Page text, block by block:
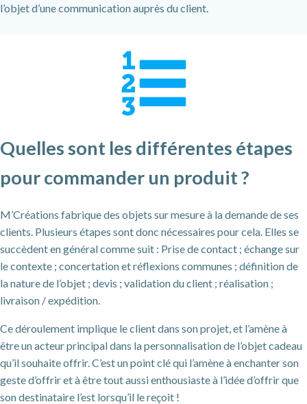
l’objet d’une communication auprès du client.
Quelles sont les différentes étapes
pour commander un produit ?
M’Créations fabrique des objets sur mesure à la demande de ses
clients. Plusieurs étapes sont donc nécessaires pour cela. Elles se
succèdent en général comme suit : Prise de contact ; échange sur
le contexte ; concertation et réflexions communes ; définition de
la nature de l’objet ; devis ; validation du client ; réalisation ;
livraison / expédition.
Ce déroulement implique le client dans son projet, et l’amène à
être un acteur principal dans la personnalisation de l’objet cadeau
qu’il souhaite offrir. C’est un point clé qui l’amène à enchanter son
geste d’offrir et à être tout aussi enthousiaste à l’idée d’offrir que
son destinataire l’est lorsqu’il le reçoit !